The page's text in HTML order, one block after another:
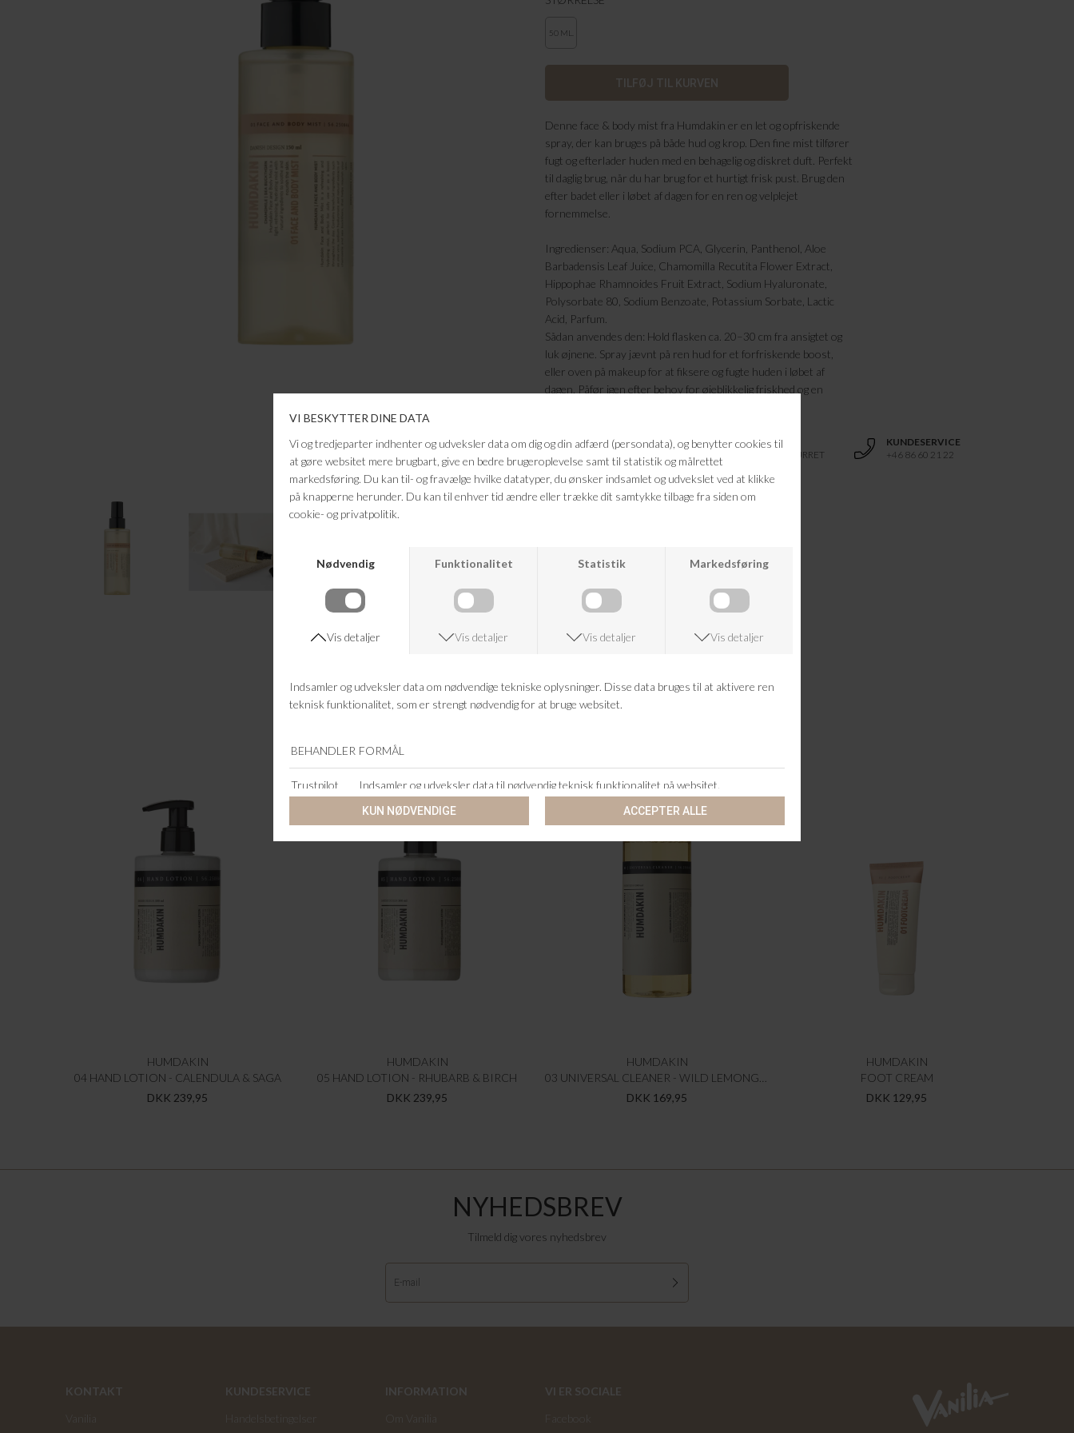
50 ML.
Denne face & body mist fra Humdakin er en let og opfriskende
spray, der kan bruges på både hud og krop. Den fine mist tilfører
fugt og efterlader huden med en behagelig og diskret duft. Perfekt
til daglig brug, når du har brug for et hurtigt frisk pust. Brug den
efter badet eller i løbet af dagen for en ren og velplejet
fornemmelse.
Ingredienser: Aqua, Sodium PCA, Glycerin, Panthenol, Aloe
Barbadensis Leaf Juice, Chamomilla Recutita Flower Extract,
Hippophae Rhamnoides Fruit Extract, Sodium Hyaluronate,
Polysorbate 80, Sodium Benzoate, Potassium Sorbate, Lactic
Acid, Parfum.
Sådan anvendes den: Hold flasken ca. 20–30 cm fra ansigtet og
luk øjnene. Spray jævnt på ren hud for et forfriskende boost,
eller oven på makeup for at fiksere og fugte huden i løbet af
dagen. Påfør igen efter behov for øjeblikkelig friskhed og en
FRAGTFRI LEVERING
VED KØB OVER 500,-
RETURRET
14 DAGES RETURRET
KUNDESERVICE
+46 86 60 21 22
ANDRE KØBTE OGSÅ
HUMDAKIN
04 HAND LOTION - CALENDULA & SAGA
DKK 239,95
HUMDAKIN
05 HAND LOTION - RHUBARB & BIRCH
DKK 239,95
HUMDAKIN
DKK 169,95
HUMDAKIN
FOOT CREAM
DKK 129,95
NYHEDSBREV
Tilmeld dig vores nyhedsbrev
KONTAKT
KUNDESERVICE
INFORMATION
VI ER SOCIALE